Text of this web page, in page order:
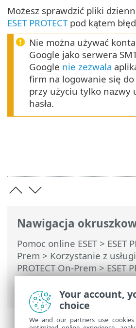
Nawigacja
Pomoc online ESET> ESET
Prem > Korzystanie z usługi
PROTECT On-Prem>ESET
Prem Menu główne>
Ustawienia> Serwer SMTP
Możesz sprawdzić pliki
ESET PROTECTpod kątem
Nie można używać
Google jako serwera
Google nie zezwala
firm na logowanie się
przy użyciu tylko nazwy
hasła.
Your account,
choice
We and our partners use